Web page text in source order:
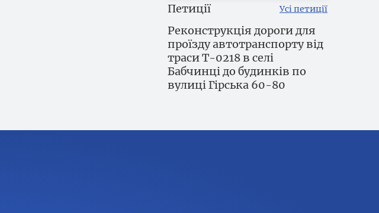
Петиції Усі петиції
Реконструкція дороги для
проїзду автотранспорту від
траси Т-0218 в селі
Бабчинці до будинків по
вулиці Гірська 60-80